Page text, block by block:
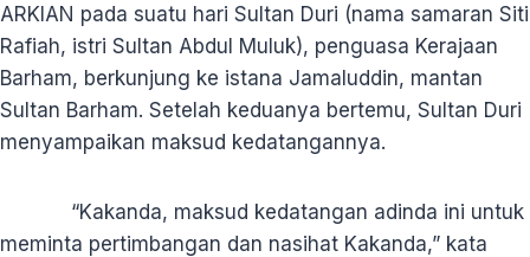
ARKIAN pada suatu hari Sultan Duri (nama samaran Siti
Rafiah, istri Sultan Abdul Muluk), penguasa Kerajaan
Barham, berkunjung ke istana Jamaluddin, mantan
Sultan Barham. Setelah keduanya bertemu, Sultan Duri
menyampaikan maksud kedatangannya.
“Kakanda, maksud kedatangan adinda ini untuk
meminta pertimbangan dan nasihat Kakanda,” kata